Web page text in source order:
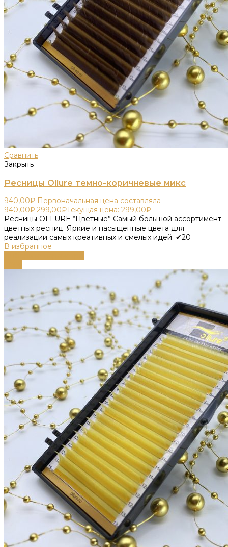
Сравнить
Закрыть
Ресницы Ollure темно-коричневые микс
940,00₽ Первоначальная цена составляла
940,00₽.299,00₽Текущая цена: 299,00₽.
Ресницы OLLURE “Цветные” Самый большой ассортимент
цветных ресниц. Яркие и насыщенные цвета для
реализации самых креативных и смелых идей. ✔20
В избранное